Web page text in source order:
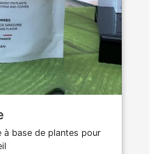
à base de plantes pour